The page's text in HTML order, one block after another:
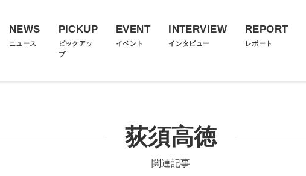
NEWS
ニュース
PICKUP
ピックアッ
プ
EVENT
イベント
INTERVIEW
インタビュー
REPORT
レポート
荻須高徳
関連記事